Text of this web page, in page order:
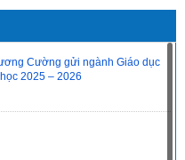
tạo tỉnh Ninh Bình
Cường gửi ngành Giáo dục
2025 – 2026